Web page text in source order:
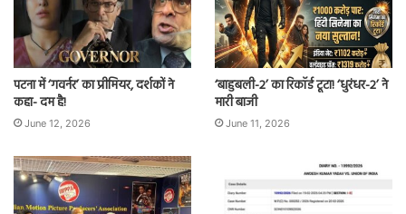
पटना में ‘गवर्नर’ का प्रीमियर, दर्शकों ने
कहा- दम है!
June 12, 2026
‘बाहुबली-2’ का रिकॉर्ड टूटा! ‘धुरंधर-2’ ने
मारी बाजी
June 11, 2026